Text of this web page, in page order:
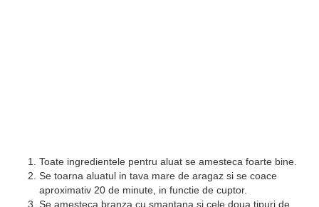
Toate ingredientele pentru aluat se amesteca foarte bine.
Se toarna aluatul in tava mare de aragaz si se coace
aproximativ 20 de minute, in functie de cuptor.
Se amesteca branza cu smantana si cele doua tipuri de